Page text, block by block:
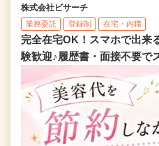
株式会社ビサーチ
業務委託 登録制 在宅・内職
完全在宅OK！スマホで出来
験歓迎♪履歴書・面接不要で